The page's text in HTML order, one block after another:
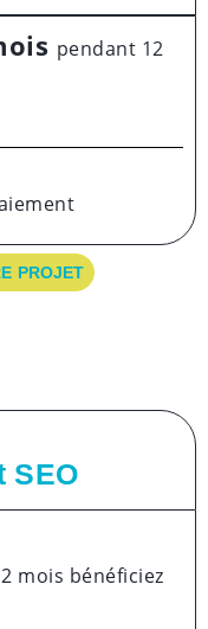
pendant 12
PROJET
SEO
mois bénéficiez